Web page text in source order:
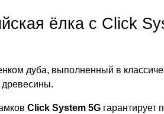
ёлка с Click
дуба, выполненный в
древесины.
Click System 5G гарантирует